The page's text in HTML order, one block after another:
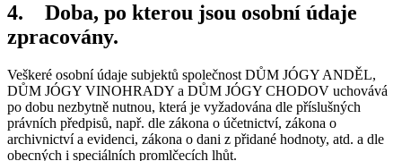
4. Doba, po kterou jsou osobní údaje
zpracovány.
Veškeré osobní údaje subjektů společnost DŮM JÓGY ANDĚL,
DŮM JÓGY VINOHRADY a DŮM JÓGY CHODOV uchovává
po dobu nezbytně nutnou, která je vyžadována dle příslušných
právních předpisů, např. dle zákona o účetnictví, zákona o
archivnictví a evidenci, zákona o dani z přidané hodnoty, atd. a dle
obecných i speciálních promlčecích lhůt.